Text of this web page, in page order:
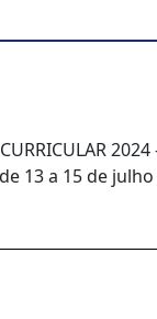
13 a 15 de julho